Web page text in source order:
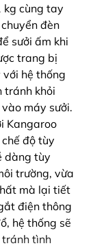
kg cùng tay
đèn
sưởi ấm khi
trang bị
hệ thống
tránh khỏi
máy sưởi.
Kangaroo
độ tùy
dàng tùy
trường, vừa
mà lại tiết
điện thông
hệ thống sẽ
tránh tình